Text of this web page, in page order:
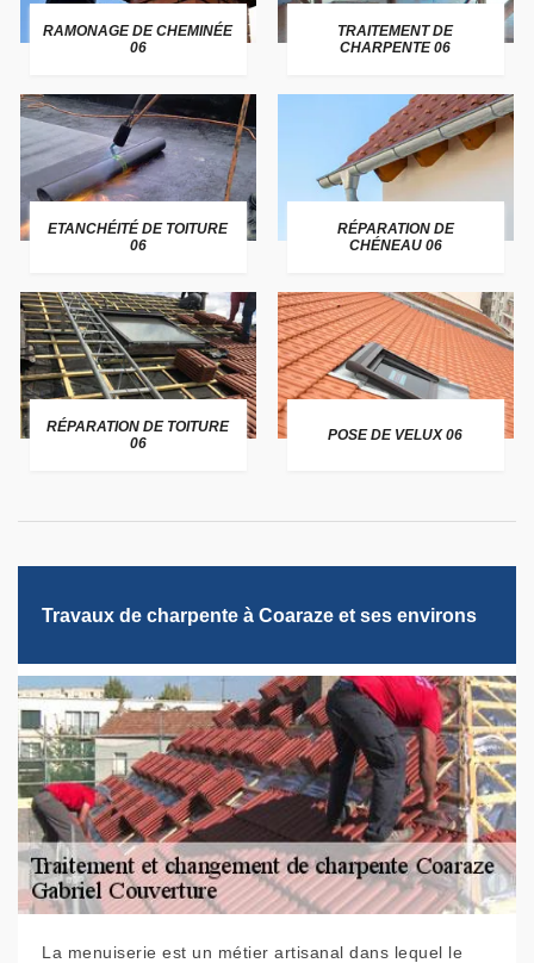
RAMONAGE DE CHEMINÉE
06
TRAITEMENT DE
CHARPENTE 06
ETANCHÉITÉ DE TOITURE
06
RÉPARATION DE
CHÉNEAU 06
RÉPARATION DE TOITURE
06
POSE DE VELUX 06
Travaux de charpente à Coaraze et ses environs
La menuiserie est un métier artisanal dans lequel le